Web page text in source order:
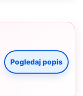
Pogledaj popis